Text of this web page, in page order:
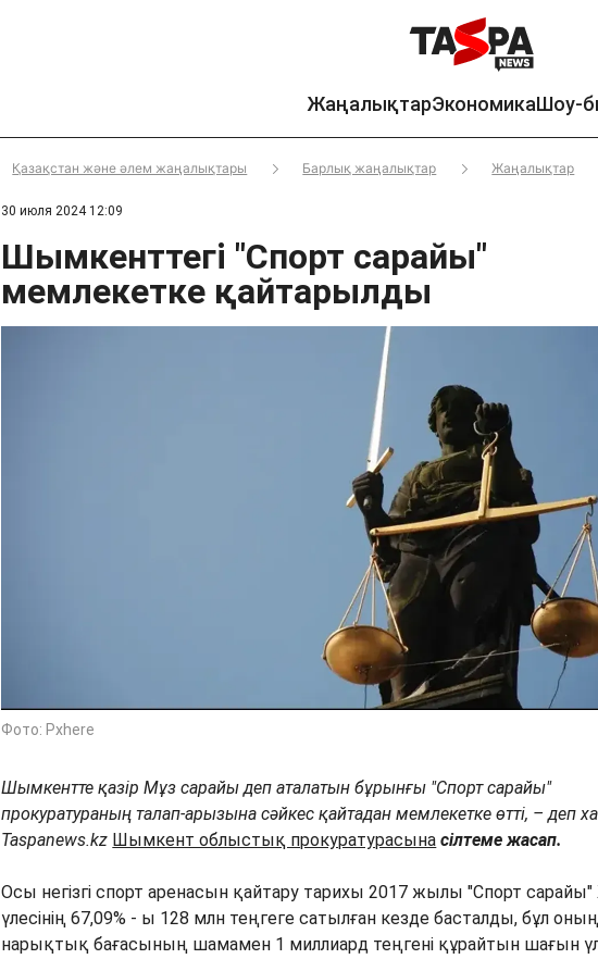
ЖаңалықтарЭкономикаШоу-
Қазақстан және әлем жаңалықтары Барлық жаңалықтар Жаңалықтар
30 июля 2024 12:09
Шымкенттегі "Спорт сарайы"
мемлекетке қайтарылды
Фото: Pxhere
Шымкентте қазір Мұз сарайы деп аталатын бұрынғы "Спорт сарайы"
прокуратураның талап-арызына сәйкес қайтадан мемлекетке өтті, – деп
Taspanews.kz Шымкент облыстық прокуратурасына сілтеме жасап.
Осы негізгі спорт аренасын қайтару тарихы 2017 жылы "Спорт
үлесінің 67,09% - ы 128 млн теңгеге сатылған кезде басталды, бұл оның
нарықтық бағасының шамамен 1 миллиард теңгені құрайтын шағын